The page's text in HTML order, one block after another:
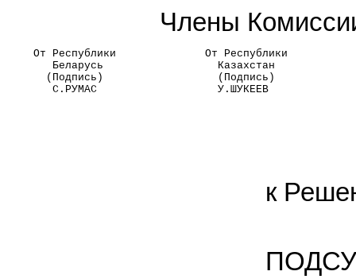
Члены
От Республики              От Республики
Беларусь                  Казахстан
(Подпись)                  (Подпись)
С.РУМАС                   У.ШУКЕЕВ
к